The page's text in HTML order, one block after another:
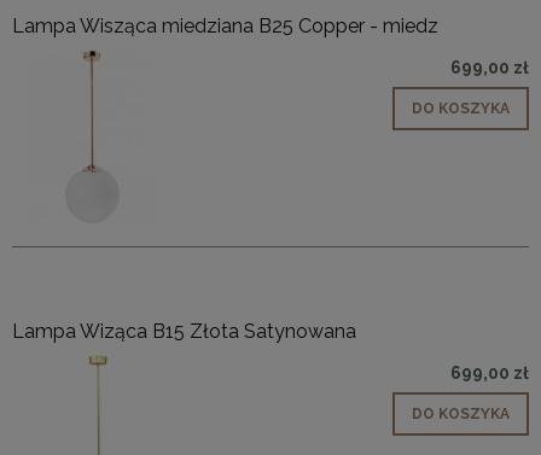
Lampa Wisząca miedziana B25 Copper - miedz
699,00 zł
DO KOSZYKA
Lampa Wiząca B15 Złota Satynowana
699,00 zł
DO KOSZYKA